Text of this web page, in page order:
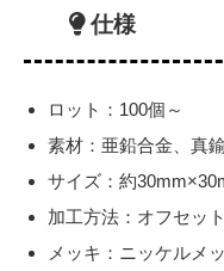
仕様
ロット：100個～
素材：亜鉛合金、真
サイズ：約
加工方法：オフセッ
メッキ：ニッケルメ